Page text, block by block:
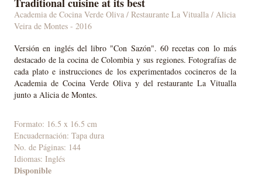
Academia de Cocina Verde Oliva / Restaurante La Vitualla / Alicia
Veira de Montes - 2016
Versión en inglés del libro "Con Sazón". 60 recetas con lo más
destacado de la cocina de Colombia y sus regiones. Fotografías de
cada plato e instrucciones de los experimentados cocineros de la
Academia de Cocina Verde Oliva y del restaurante La Vitualla
junto a Alicia de Montes.
Formato: 16.5 x 16.5 cm
Encuadernación: Tapa dura
No. de Páginas: 144
Idiomas: Inglés
Disponible